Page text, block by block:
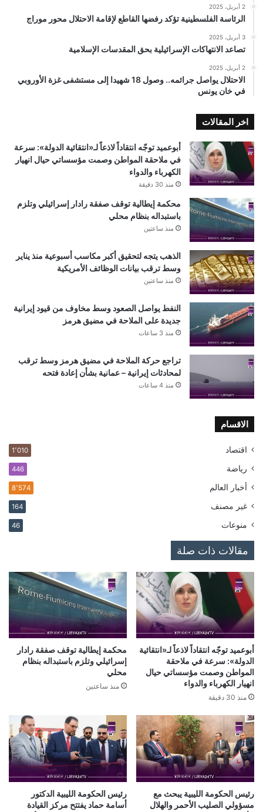
2 أبريل، 2025
الرئاسة الفلسطينية تؤكد رفضها القاطع لإقامة الاحتلال محور موراج
3 أبريل، 2025
تصاعد الانتهاكات الإسرائيلية بحق المقدسات الإسلامية
2 أبريل، 2025
الاحتلال يواصل جرائمه.. وصول 18 شهيدا إلى مستشفى غزة الأوروبي
في خان يونس
اخر المقالات
أبوعميد توجّه انتقاداً لاذعاً لـ«انتقائية الدولة»: سرعة
في ملاحقة المواطن وصمت مؤسساتي حيال انهيار
الكهرباء والدواء
منذ 30 دقيقة
محكمة إيطالية توقف صفقة رادار إسرائيلي وتلزم
باستبداله بنظام محلي
منذ ساعتين
الذهب يتجه لتحقيق أكبر مكاسب أسبوعية منذ يناير
وسط ترقب بيانات الوظائف الأمريكية
منذ ساعتين
النفط يواصل الصعود وسط مخاوف من قيود إيرانية
جديدة على الملاحة في مضيق هرمز
منذ 3 ساعات
تراجع حركة الملاحة في مضيق هرمز وسط ترقب
لمحادثات إيرانية – عمانية بشأن إعادة فتحه
منذ 4 ساعات
الاقسام
اقتصاد 1٬010
رياضة 446
أخبار العالم 8٬574
غير مصنف 164
منوعات 46
مقالات ذات صلة
أبوعميد توجّه انتقاداً لاذعاً لـ«انتقائية
الدولة»: سرعة في ملاحقة
المواطن وصمت مؤسساتي حيال
انهيار الكهرباء والدواء
منذ 30 دقيقة
محكمة إيطالية توقف صفقة رادار
إسرائيلي وتلزم باستبداله بنظام
محلي
منذ ساعتين
رئيس الحكومة الليبية يبحث مع
مسؤولي الصليب الأحمر والهلال
رئيس الحكومة الليبية الدكتور
أسامة حماد يفتتح مركز القيادة